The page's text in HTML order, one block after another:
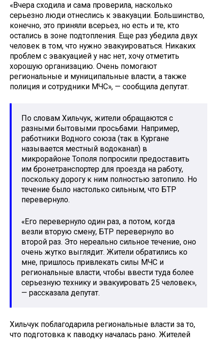
«Вчера сходила и сама проверила, насколько
серьезно люди отнеслись к эвакуации. Большинство,
конечно, это приняли всерьез, но есть и те, кто
остались в зоне подтопления. Еще раз убедила двух
человек в том, что нужно эвакуироваться. Никаких
проблем с эвакуацией у нас нет, хочу отметить
хорошую организацию. Очень помогают
региональные и муниципальные власти, а также
полиция и сотрудники МЧС», — сообщила депутат.
По словам Хильчук, жители обращаются с
разными бытовыми просьбами. Например,
работники Водного союза (так в Кургане
называется местный водоканал) в
микрорайоне Тополя попросили предоставить
им бронетранспортер для проезда на работу,
поскольку дорогу к ним полностью затопило. Но
течение было настолько сильным, что БТР
перевернуло.
«Его перевернуло один раз, а потом, когда
везли вторую смену, БТР перевернуло во
второй раз. Это нереально сильное течение, оно
очень жутко выглядит. Жители обратились ко
мне, пришлось привлекать силы МЧС и
региональные власти, чтобы ввести туда более
серьезную технику и эвакуировать 25 человек»,
— рассказала депутат.
Хильчук поблагодарила региональные власти за то,
что подготовка к паводку началась рано. Жителей